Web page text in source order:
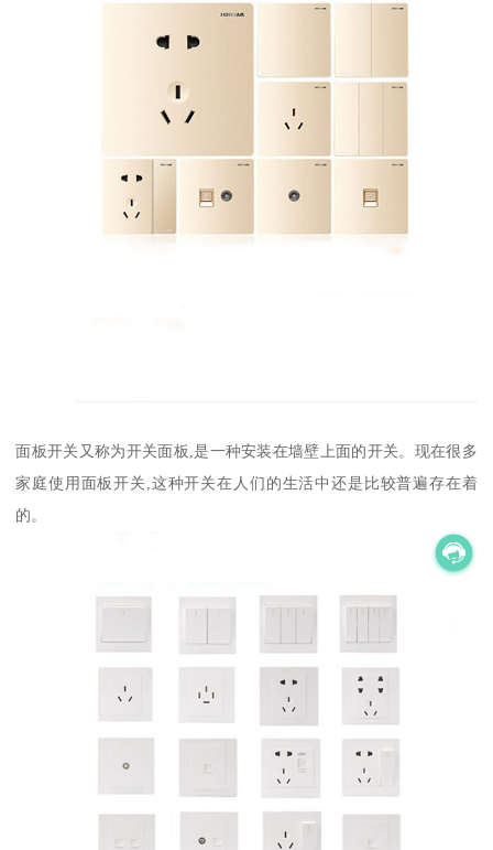
面板开关又称为开关面板,是一种安装在墙壁上面的开关。现在很多
家庭使用面板开关,这种开关在人们的生活中还是比较普遍存在着
的。